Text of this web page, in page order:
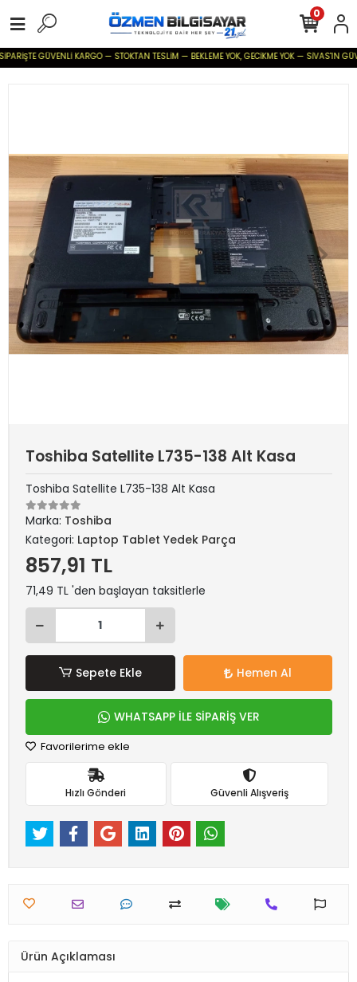
GÜVENLİ KARGO — STOKTAN TESLİM — BEKLEME YOK, GECİKME YOK — SİVAS'IN
0
Toshiba Satellite L735-138 Alt Kasa
Toshiba Satellite L735-138 Alt Kasa
Marka: Toshiba
Kategori: Laptop Tablet Yedek Parça
857,91 TL
71,49 TL 'den başlayan taksitlerle
Sepete Ekle Hemen Al
WHATSAPP İLE SİPARİŞ VER
Favorilerime ekle
Hızlı Gönderi Güvenli Alışveriş
Ürün Açıklaması